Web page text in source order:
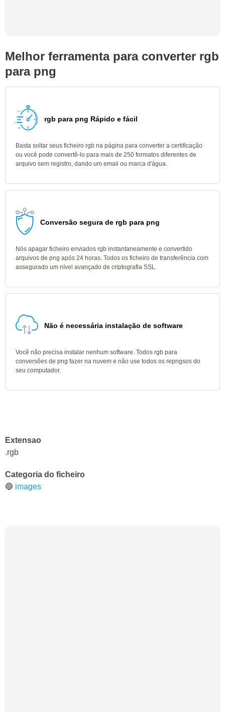
Melhor ferramenta para converter rgb
para png
rgb para png Rápido e fácil
Basta soltar seus ficheiro rgb na página para converter a certificação
ou você pode convertê-lo para mais de 250 formatos diferentes de
arquivo sem registro, dando um email ou marca d'água.
Conversão segura de rgb para png
Nós apagar ficheiro enviados rgb instantaneamente e convertido
arquivos de png após 24 horas. Todos os ficheiro de transferência com
assegurado um nível avançado de criptografia SSL.
Não é necessária instalação de software
Você não precisa instalar nenhum software. Todos rgb para
conversões de png fazer na nuvem e não use todos os repngsos do
seu computador.
Extensao
.rgb
Categoria do ficheiro
🔵 images